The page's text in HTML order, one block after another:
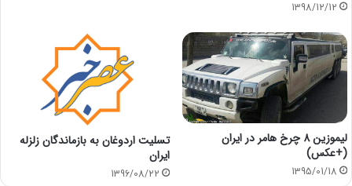
1398/12/12
لیموزین 8 چرخ هامر در ایران
(+عکس)
1395/01/18
تسلیت اردوغان به بازماندگان زلزله
ایران
1396/08/22